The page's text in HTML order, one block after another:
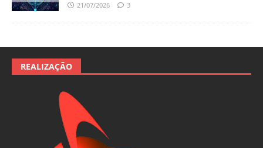
21/07/2026 3
REALIZAÇÃO